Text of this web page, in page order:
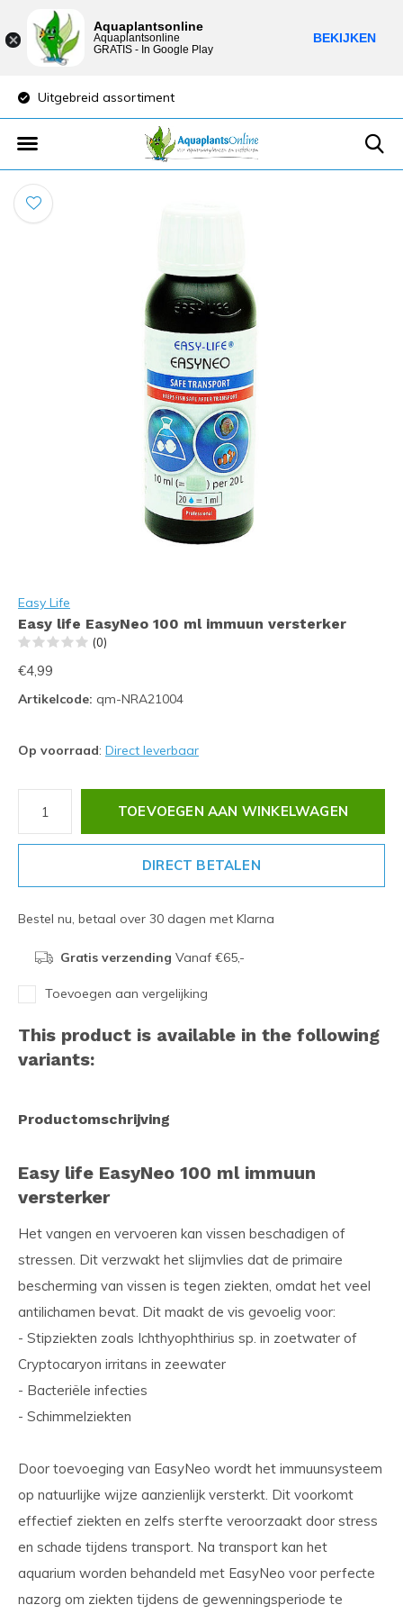
Uitgebreid assortiment
Easy Life
Easy life EasyNeo 100 ml immuun versterker
(0)
€4,99
Artikelcode: qm-NRA21004
Op voorraad: Direct leverbaar
TOEVOEGEN AAN WINKELWAGEN
DIRECT BETALEN
Bestel nu, betaal over 30 dagen met Klarna
Gratis verzending Vanaf €65,-
Toevoegen aan vergelijking
This product is available in the following
variants:
Productomschrijving
Easy life EasyNeo 100 ml immuun
versterker
Het vangen en vervoeren kan vissen beschadigen of
stressen. Dit verzwakt het slijmvlies dat de primaire
bescherming van vissen is tegen ziekten, omdat het veel
antilichamen bevat. Dit maakt de vis gevoelig voor:
- Stipziekten zoals Ichthyophthirius sp. in zoetwater of
Cryptocaryon irritans in zeewater
- Bacteriële infecties
- Schimmelziekten
Door toevoeging van EasyNeo wordt het immuunsysteem
op natuurlijke wijze aanzienlijk versterkt. Dit voorkomt
effectief ziekten en zelfs sterfte veroorzaakt door stress
en schade tijdens transport. Na transport kan het
aquarium worden behandeld met EasyNeo voor perfecte
nazorg om ziekten tijdens de gewenningsperiode te
Aquaplantsonline
Aquaplantsonline
GRATIS - In Google Play
BEKIJKEN